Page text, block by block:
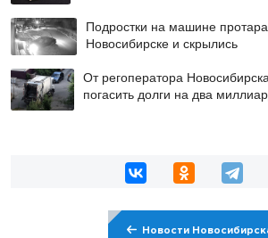
Подростки на машине
Новосибирске и скрылись
От регоператора
погасить долги на два
Новости